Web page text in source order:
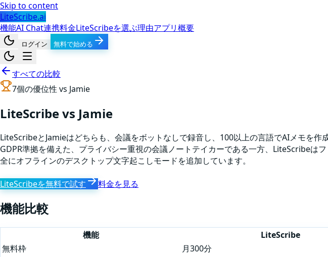
Skip to content
LiteScribe.ai
機能AI Chat連携料金LiteScribeを選ぶ理由アプリ概要
ログイン 無料で始める
すべての比較
7個の優位性 vs Jamie
LiteScribe vs Jamie
LiteScribeとJamieはどちらも、会議をボットなしで録音し、100以上の言語でAIメモを
GDPR準拠を備えた、プライバシー重視の会議ノートテイカーである一方、LiteScribe
全にオフラインのデスクトップ文字起こしモードを追加しています。
LiteScribeを無料で試す 料金を見る
機能比較
機能 LiteScribe
無料枠
月300分